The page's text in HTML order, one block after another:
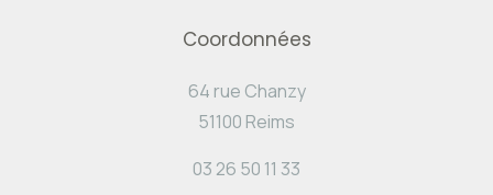
Coordonnées
64 rue Chanzy
51100 Reims
03 26 50 11 33